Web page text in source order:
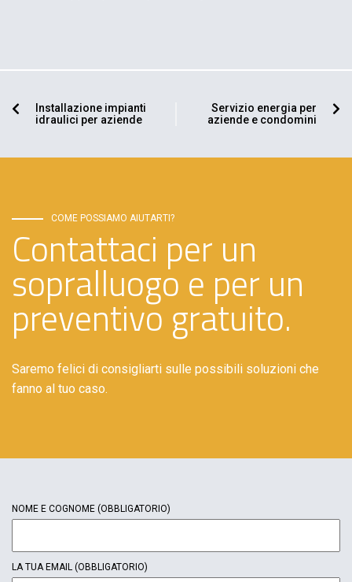
Installazione impianti
idraulici per aziende
Servizio energia per
aziende e condomini
COME POSSIAMO AIUTARTI?
Contattaci per un
sopralluogo e per un
preventivo gratuito.
Saremo felici di consigliarti sulle possibili soluzioni che
fanno al tuo caso.
NOME E COGNOME (OBBLIGATORIO)
LA TUA EMAIL (OBBLIGATORIO)